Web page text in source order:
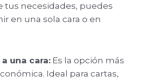
tus necesidades, puedes
en una sola cara o en
una cara: Es la opción más
Ideal para cartas,